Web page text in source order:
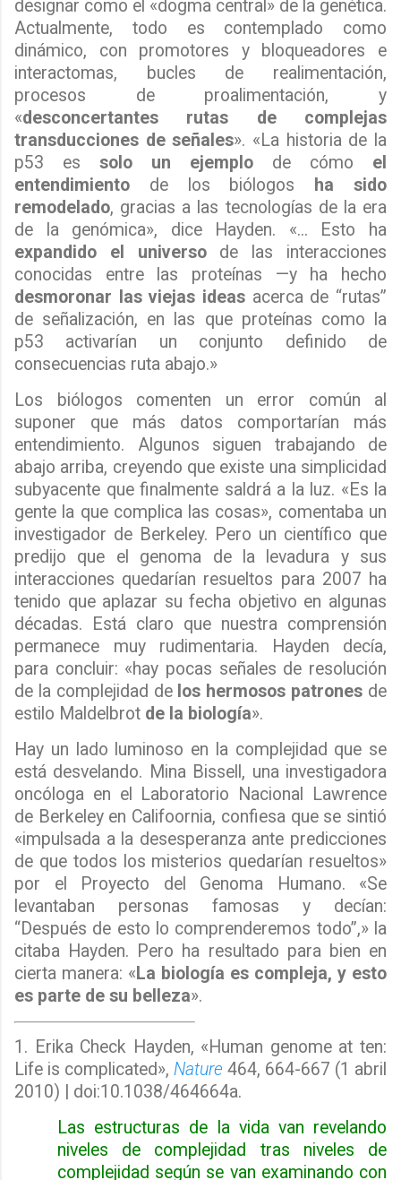
designar como el «dogma central» de la genética.
Actualmente, todo es contemplado como
dinámico, con promotores y bloqueadores e
interactomas, bucles de realimentación,
procesos de proalimentación, y
«desconcertantes rutas de complejas
transducciones de señales». «La historia de la
p53 es solo un ejemplo de cómo el
entendimiento de los biólogos ha sido
remodelado, gracias a las tecnologías de la era
de la genómica», dice Hayden. «... Esto ha
expandido el universode las interacciones
conocidas entre las proteínas —y ha hecho
desmoronar las viejas ideas acerca de “rutas”
de señalización, en las que proteínas como la
p53 activarían un conjunto definido de
consecuencias ruta abajo.»
Los biólogos comenten un error común al
suponer que más datos comportarían más
entendimiento. Algunos siguen trabajando de
abajo arriba, creyendo que existe una simplicidad
subyacente que finalmente saldrá a la luz. «Es la
gente la que complica las cosas», comentaba un
investigador de Berkeley. Pero un científico que
predijo que el genoma de la levadura y sus
interacciones quedarían resueltos para 2007 ha
tenido que aplazar su fecha objetivo en algunas
décadas. Está claro que nuestra comprensión
permanece muy rudimentaria. Hayden decía,
para concluir: «hay pocas señales de resolución
de la complejidad de los hermosos patrones de
estilo Maldelbrot de la biología».
Hay un lado luminoso en la complejidad que se
está desvelando. Mina Bissell, una investigadora
oncóloga en el Laboratorio Nacional Lawrence
de Berkeley en Califoornia, confiesa que se sintió
«impulsada a la desesperanza ante predicciones
de que todos los misterios quedarían resueltos»
por el Proyecto del Genoma Humano. «Se
levantaban personas famosas y decían:
“Después de esto lo comprenderemos todo”,» la
citaba Hayden. Pero ha resultado para bien en
cierta manera: «La biología es compleja, y esto
es parte de su belleza».
1. Erika Check Hayden, «Human genome at ten:
Life is complicated», Nature 464, 664-667 (1 abril
2010) | doi:10.1038/464664a.
Las estructuras de la vida van revelando
niveles de complejidad tras niveles de
complejidad según se van examinando con